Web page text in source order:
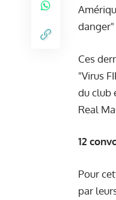
Ces
"Virus
du club
Real
12
Pour
par